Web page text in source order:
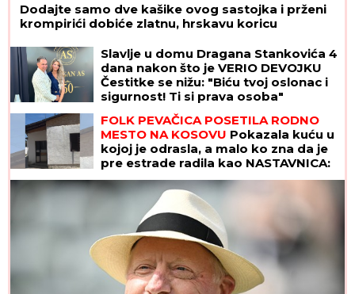
Dodajte samo dve kašike ovog sastojka i prženi
krompirići dobiće zlatnu, hrskavu koricu
Slavlje u domu Dragana Stankovića 4
dana nakon što je VERIO DEVOJKU
Čestitke se nižu: "Biću tvoj oslonac i
sigurnost! Ti si prava osoba"
FOLK PEVAČICA POSETILA RODNO
MESTO NA KOSOVU Pokazala kuću u
kojoj je odrasla, a malo ko zna da je
pre estrade radila kao NASTAVNICA:
"Svaki put plačem" (VIDEO)